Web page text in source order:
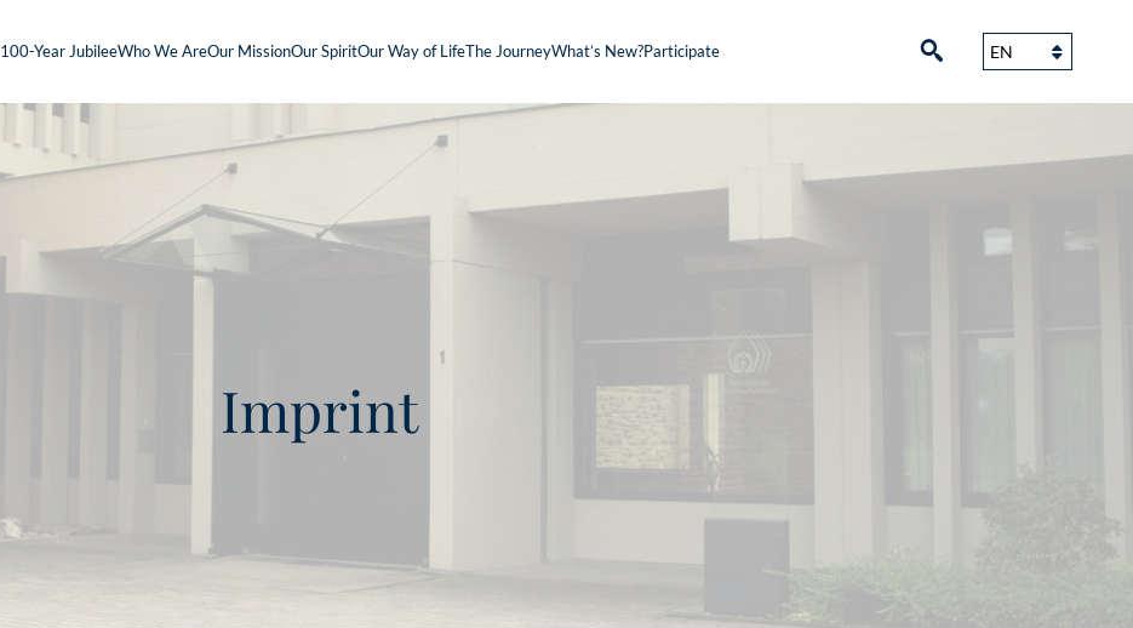
100-Year JubileeWho We AreOur MissionOur SpiritOur Way of LifeThe JourneyWhat’s New?Participate
Imprint